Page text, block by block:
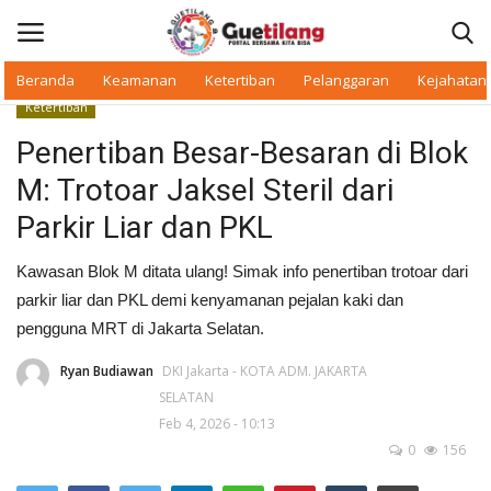
Beranda Keamanan Ketertiban Pelanggaran Kejahatan
Beranda
Makan Bergizi
Warkop Digital
Ketertiban
Penertiban Besar-Besaran di Blok
M: Trotoar Jaksel Steril dari
Parkir Liar dan PKL
Kawasan Blok M ditata ulang! Simak info penertiban trotoar dari
parkir liar dan PKL demi kenyamanan pejalan kaki dan
pengguna MRT di Jakarta Selatan.
Ryan Budiawan DKI Jakarta - KOTA ADM. JAKARTA
SELATAN
Feb 4, 2026 - 10:13
0
156